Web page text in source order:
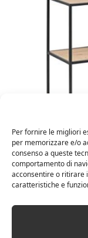
Per fornire le migliori
per memorizzare e/o
consenso a queste
comportamento di
acconsentire o ritirare
caratteristiche e
Amazon Basics
(Lu x La x A),
marchio